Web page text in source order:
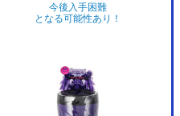
今後入手困難
となる可能性あり！